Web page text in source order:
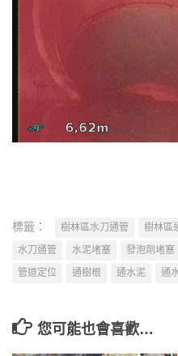
標籤： 樹林區水刀通管 樹林區
水刀通管
水泥堵塞 發泡劑堵塞
管道定位
通樹根 通水泥 通
您可能也會喜歡…